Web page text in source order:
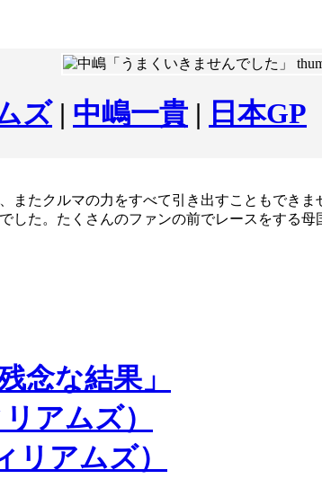
ズ| 中嶋一貴 | 日本GP
またクルマの力をすべて引き出すこともでき
た。たくさんのファンの前でレースをする
念な結果」
アムズ）
リアムズ）